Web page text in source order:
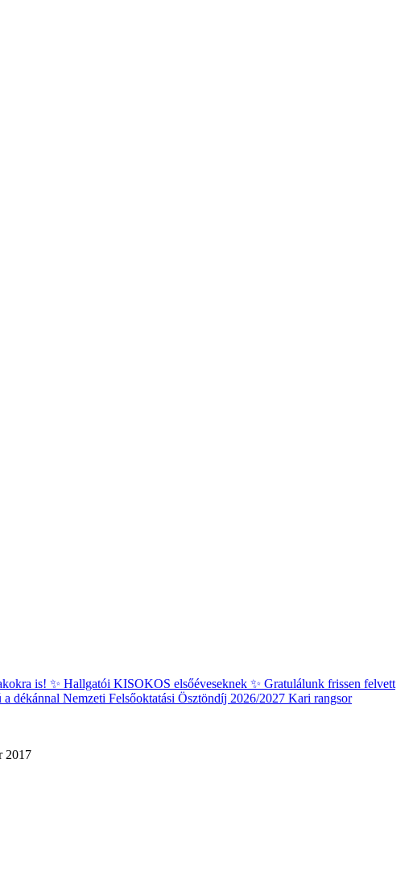
is! ✨ Hallgatói KISOKOS elsőéveseknek ✨ Gratulálunk frissen felvett
a dékánnal Nemzeti Felsőoktatási Ösztöndíj 2026/2027 Kari rangsor
2017